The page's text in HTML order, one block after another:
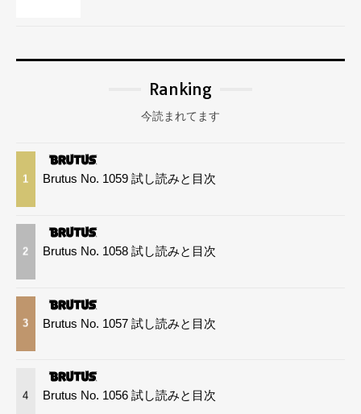
Ranking
今読まれてます
1 Brutus No. 1059 試し読みと目次
2 Brutus No. 1058 試し読みと目次
3 Brutus No. 1057 試し読みと目次
4 Brutus No. 1056 試し読みと目次